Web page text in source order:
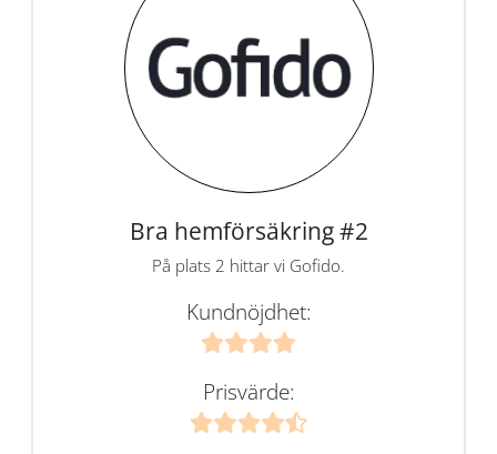
Bra hemförsäkring #2
På plats 2 hittar vi Gofido.
Kundnöjdhet:
Prisvärde: